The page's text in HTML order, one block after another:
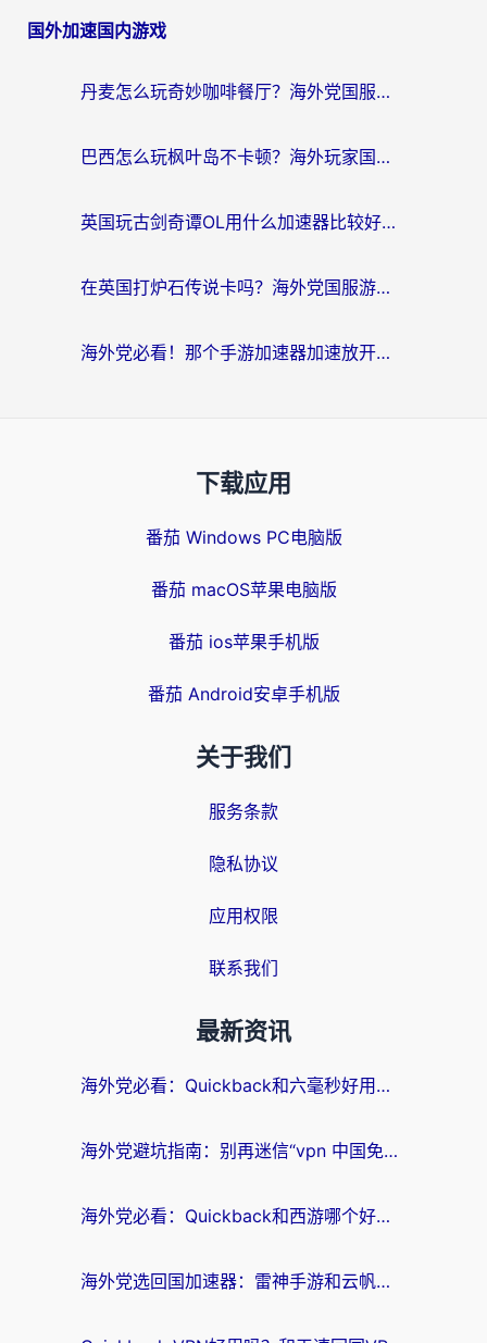
国外加速国内游戏
丹麦怎么玩奇妙咖啡餐厅？海外党国服游戏加速全攻略（附灌篮高手元气骑士实测）
巴西怎么玩枫叶岛不卡顿？海外玩家国服游戏加速器终极指南（含战双野兽领主提速秘籍）
英国玩古剑奇谭OL用什么加速器比较好？留学生亲测有效的国服游戏加速指南
在英国打炉石传说卡吗？海外党国服游戏不卡顿的终极指南
海外党必看！那个手游加速器加速放开那三国3最好？一篇解决国服游戏卡顿难题
下载应用
番茄 Windows PC电脑版
番茄 macOS苹果电脑版
番茄 ios苹果手机版
番茄 Android安卓手机版
关于我们
服务条款
隐私协议
应用权限
联系我们
最新资讯
海外党必看：Quickback和六毫秒好用吗？3步选对回国加速器，无缝刷国内剧玩游戏
海外党避坑指南：别再迷信“vpn 中国免费”，选对回国加速器才能无缝刷国内资源
海外党必看：Quickback和西游哪个好？3个维度教你选对回国加速器
海外党选回国加速器：雷神手游和云帆哪个好？附3组对比+避坑指南